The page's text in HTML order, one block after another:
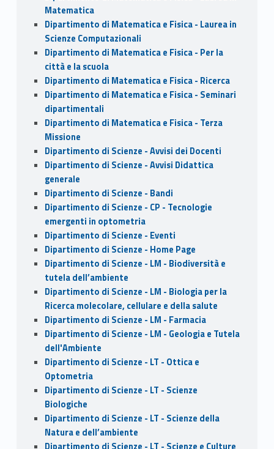
Matematica
Dipartimento di Matematica e Fisica - Laurea in
Scienze Computazionali
Dipartimento di Matematica e Fisica - Per la
città e la scuola
Dipartimento di Matematica e Fisica - Ricerca
Dipartimento di Matematica e Fisica - Seminari
dipartimentali
Dipartimento di Matematica e Fisica - Terza
Missione
Dipartimento di Scienze - Avvisi dei Docenti
Dipartimento di Scienze - Avvisi Didattica
generale
Dipartimento di Scienze - Bandi
Dipartimento di Scienze - CP - Tecnologie
emergenti in optometria
Dipartimento di Scienze - Eventi
Dipartimento di Scienze - Home Page
Dipartimento di Scienze - LM - Biodiversità e
tutela dell’ambiente
Dipartimento di Scienze - LM - Biologia per la
Ricerca molecolare, cellulare e della salute
Dipartimento di Scienze - LM - Farmacia
Dipartimento di Scienze - LM - Geologia e Tutela
dell'Ambiente
Dipartimento di Scienze - LT - Ottica e
Optometria
Dipartimento di Scienze - LT - Scienze
Biologiche
Dipartimento di Scienze - LT - Scienze della
Natura e dell’ambiente